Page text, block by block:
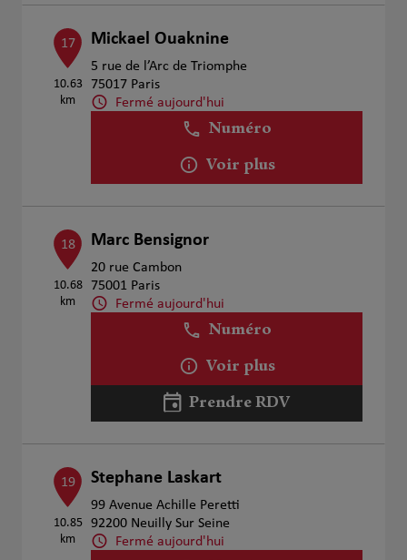
17
10.63
km
Mickael Ouaknine
5 rue de l’Arc de Triomphe
75017 Paris
Fermé aujourd'hui
Numéro
Voir plus
18
10.68
km
Marc Bensignor
20 rue Cambon
75001 Paris
Fermé aujourd'hui
Numéro
Voir plus
Prendre RDV
19
10.85
km
Stephane Laskart
99 Avenue Achille Peretti
92200 Neuilly Sur Seine
Fermé aujourd'hui